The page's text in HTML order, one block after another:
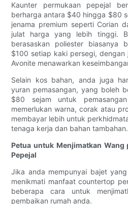
Kaunter permukaan pepejal
berharga antara $40 hingga $80
jenama premium seperti Corian
julat harga yang lebih tinggi.
berasaskan poliester biasanya
$100 setiap kaki persegi, dengan
Avonite menawarkan
Selain kos bahan, anda juga
yuran pemasangan, yang boleh
$80 sejam untuk
memerlukan warna, corak atau
membayar lebih untuk
tenaga kerja dan bahan tambahan.
Petua untuk Menjimatkan Wang
Pepejal
Jika anda mempunyai bajet
menikmati manfaat countertop
beberapa cara untuk
pembaikan rumah anda.